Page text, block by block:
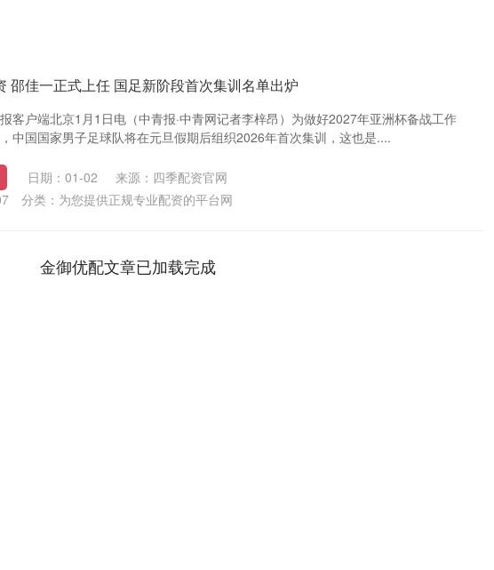
邵佳一正式上任 国足新阶段首次集训名单出炉
客户端北京1月1日电（中青报·中青网记者李梓昂）为做好2027年亚洲杯备战工作
中国国家男子足球队将在元旦假期后组织2026年首次集训，这也是....
日期：01-02
来源：四季配资官网
分类： 为您提供正规专业配资的平台网
金御优配文章已加载完成